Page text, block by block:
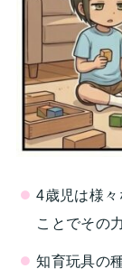
4歳児は様
ことでその
知育玩具の